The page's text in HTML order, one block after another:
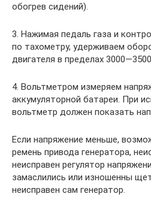
обогрев сидений).
3. Нажимая педаль газа и
по тахометру, удерживаем
двигателя в пределах
4. Вольтметром измеряем
аккумуляторной батареи. При
вольтметр должен показать
Если напряжение меньше,
ремень привода генератора,
неисправен регулятор
замаслились или изношенны
неисправен сам генератор.